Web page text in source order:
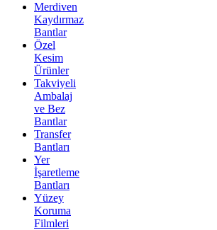
Merdiven
Kaydırmaz
Bantlar
Özel
Kesim
Ürünler
Takviyeli
Ambalaj
ve Bez
Bantlar
Transfer
Bantları
Yer
İşaretleme
Bantları
Yüzey
Koruma
Filmleri